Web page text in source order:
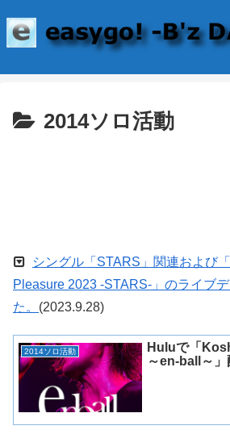
2014ソロ活動
シングル「STARS」関連および
Pleasure 2023 -STARS-」のライブ
た。 (2023.9.28)
2014ソロ活動
Huluで「
～en-ball～